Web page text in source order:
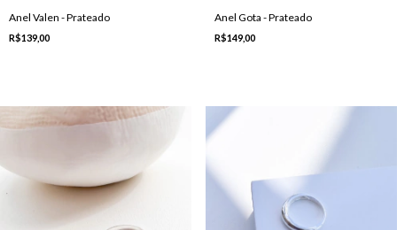
Anel Valen - Prateado
R$139,00
Anel Gota - Prateado
R$149,00